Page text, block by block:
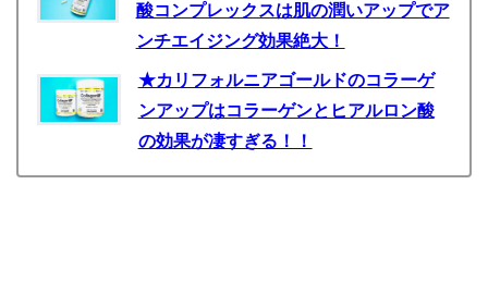
酸コンプレックスは肌の潤いアップでア
ンチエイジング効果絶大！
★カリフォルニアゴールドのコラーゲ
ンアップはコラーゲンとヒアルロン酸
の効果が凄すぎる！！